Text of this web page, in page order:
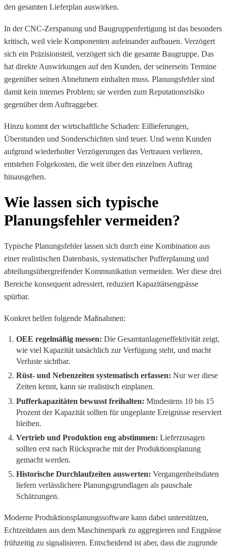
den gesamten Lieferplan auswirken.
In der CNC-Zerspanung und Baugruppenfertigung ist das besonders
kritisch, weil viele Komponenten aufeinander aufbauen. Verzögert
sich ein Präzisionsteil, verzögert sich die gesamte Baugruppe. Das
hat direkte Auswirkungen auf den Kunden, der seinerseits Termine
gegenüber seinen Abnehmern einhalten muss. Planungsfehler sind
damit kein internes Problem; sie werden zum Reputationsrisiko
gegenüber dem Auftraggeber.
Hinzu kommt der wirtschaftliche Schaden: Eillieferungen,
Überstunden und Sonderschichten sind teuer. Und wenn Kunden
aufgrund wiederholter Verzögerungen das Vertrauen verlieren,
entstehen Folgekosten, die weit über den einzelnen Auftrag
hinausgehen.
Wie lassen sich typische
Planungsfehler vermeiden?
Typische Planungsfehler lassen sich durch eine Kombination aus
einer realistischen Datenbasis, systematischer Pufferplanung und
abteilungsübergreifender Kommunikation vermeiden. Wer diese drei
Bereiche konsequent adressiert, reduziert Kapazitätsengpässe
spürbar.
Konkret helfen folgende Maßnahmen:
OEE regelmäßig messen: Die Gesamtanlageneffektivität zeigt,
wie viel Kapazität tatsächlich zur Verfügung steht, und macht
Verluste sichtbar.
Rüst- und Nebenzeiten systematisch erfassen: Nur wer diese
Zeiten kennt, kann sie realistisch einplanen.
Pufferkapazitäten bewusst freihalten: Mindestens 10 bis 15
Prozent der Kapazität sollten für ungeplante Ereignisse reserviert
bleiben.
Vertrieb und Produktion eng abstimmen: Lieferzusagen
sollten erst nach Rücksprache mit der Produktionsplanung
gemacht werden.
Historische Durchlaufzeiten auswerten: Vergangenheitsdaten
liefern verlässlichere Planungsgrundlagen als pauschale
Schätzungen.
Moderne Produktionsplanungssoftware kann dabei unterstützen,
Echtzeitdaten aus dem Maschinenpark zu aggregieren und Engpässe
frühzeitig zu signalisieren. Entscheidend ist aber, dass die zugrunde